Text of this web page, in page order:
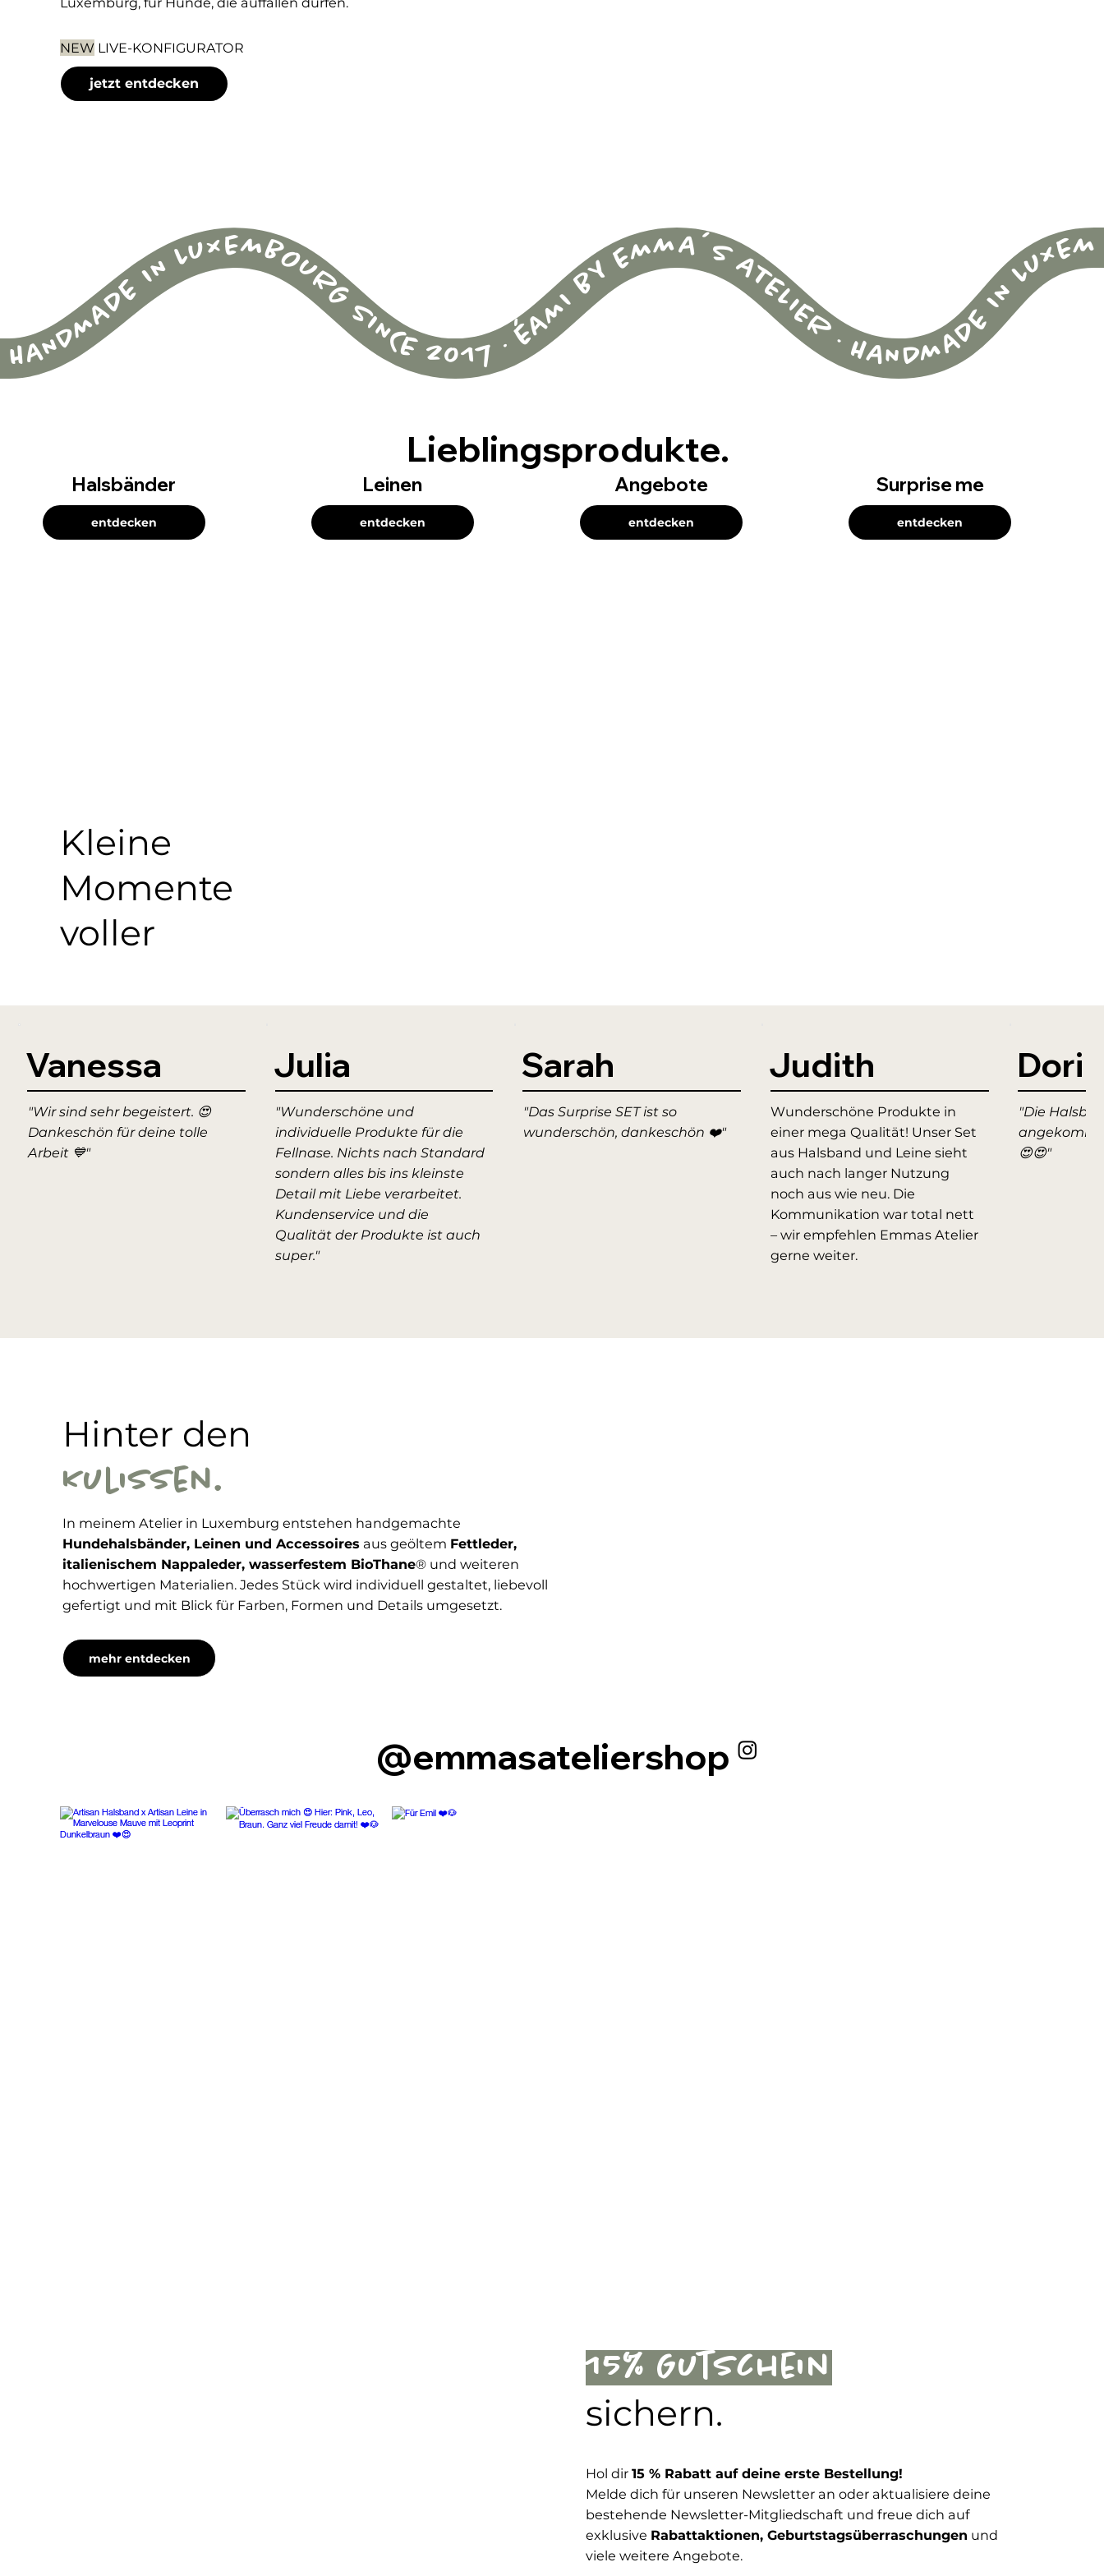
NEW LIVE-KONFIGURATOR
jetzt entdecken
HANDMADE IN LUXEMBOURG SINCE 2017 · ÉAMI BY EMMA´S ATELIER·HANDMADE IN LUXEMBOURG SINCE 2017 · ÉAMI BY EMMA´S ATELIER · HANDMADE IN LUXEMBOURG SINCE 2017 · ÉAMI BY EMMA´S ATELIER · HANDMADE IN LUXEMBOURG SINCE 2017 · ÉAMI BY EMMA´S ATELIER · HANDMADE IN LUXEMBOURG SINCE 2017 · ÉAMI BY EMMA´S ATELIER · HANDMADE IN LUXEMBOURG SINCE 2017 · ÉAMI BY EMMA´S ATELIER · HANDMADE IN LUXEMBOURG SINCE 2017 · ÉAMI BY EMMA´S ATELIER · HANDMADE IN LUXEMBOURG SINCE 2017 · ÉAMI BY EMMA´S ATELIER · HANDMADE IN LUXEMBOURG SINCE 2017 · ÉAMI BY EMMA´S ATELIER · HANDMADE IN LUXEMBOURG SINCE 2017 · ÉAMI BY EMMA´S ATELIER ·
Lieblingsprodukte.
Halsbänder
entdecken
Leinen
entdecken
Angebote
entdecken
Surprise me
entdecken
Kleine
Momente
voller
Vanessa
"Wir sind sehr begeistert. 😍
Dankeschön für deine tolle
Arbeit 💙"
Julia
"Wunderschöne und
individuelle Produkte für die
Fellnase. Nichts nach Standard
sondern alles bis ins kleinste
Detail mit Liebe verarbeitet.
Kundenservice und die
Qualität der Produkte ist auch
super."
Sarah
"Das Surprise SET ist so
wunderschön, dankeschön ❤️"
Judith
Wunderschöne Produkte in
einer mega Qualität! Unser Set
aus Halsband und Leine sieht
auch nach langer Nutzung
noch aus wie neu. Die
Kommunikation war total nett
– wir empfehlen Emmas Atelier
gerne weiter.
Dori
"Die
😍😍"
Hinter den
Kulissen.
In meinem Atelier in Luxemburg entstehen handgemachte
Hundehalsbänder, Leinen und Accessoires aus geöltem Fettleder,
italienischem Nappaleder, wasserfestem BioThane® und weiteren
hochwertigen Materialien. Jedes Stück wird individuell gestaltet, liebevoll
gefertigt und mit Blick für Farben, Formen und Details umgesetzt.
mehr entdecken
@emmasateliershop
15% Gutschein
sichern.
Hol dir15 % Rabatt auf deine erste Bestellung!
Melde dich für unseren Newsletter an oder aktualisiere deine
bestehende Newsletter-Mitgliedschaft und freue dich auf
exklusive Rabattaktionen, Geburtstagsüberraschungen und
viele weitere Angebote.